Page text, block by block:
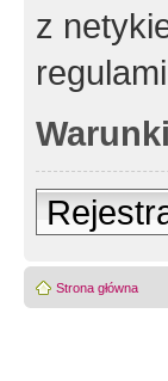
z
Strona główna